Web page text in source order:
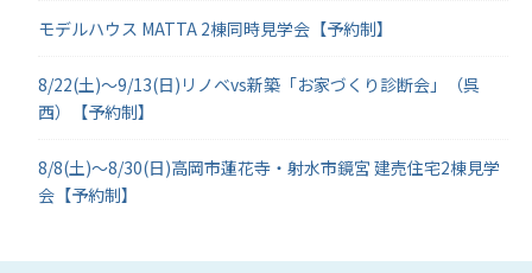
モデルハウス MATTA 2棟同時見学会【予約制】
8/22(土)～9/13(日)リノベvs新築「お家づくり診断会」（呉
西）【予約制】
8/8(土)～8/30(日)高岡市蓮花寺・射水市鏡宮 建売住宅2棟見学
会【予約制】